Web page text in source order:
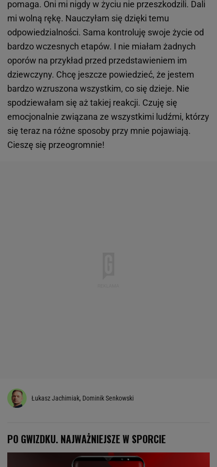
pomaga. Oni mi nigdy w życiu nie przeszkodzili. Dali
mi wolną rękę. Nauczyłam się dzięki temu
odpowiedzialności. Sama kontroluję swoje życie od
bardzo wczesnych etapów. I nie miałam żadnych
oporów na przykład przed przedstawieniem im
dziewczyny. Chcę jeszcze powiedzieć, że jestem
bardzo wzruszona wszystkim, co się dzieje. Nie
spodziewałam się aż takiej reakcji. Czuję się
emocjonalnie związana ze wszystkimi ludźmi, którzy
się teraz na różne sposoby przy mnie pojawiają.
Cieszę się przeogromnie!
Łukasz Jachimiak, Dominik Senkowski